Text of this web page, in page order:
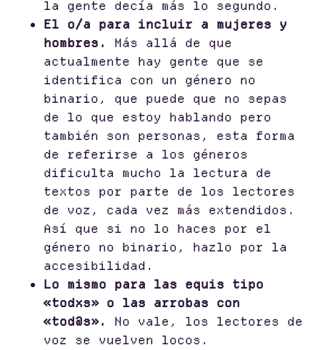
la gente decía más lo segundo.
El o/a para incluir a mujeres y
hombres.
Más allá de que
actualmente hay gente que se
identifica con un género no
binario, que puede que no sepas
de lo que estoy hablando pero
también son personas, esta forma
de referirse a los géneros
dificulta mucho la lectura de
textos por parte de los lectores
de voz, cada vez más extendidos.
Así que si no lo haces por el
género no binario, hazlo por la
accesibilidad.
Lo mismo para las equis tipo
«todxs» o las arrobas con
«tod@s».
No vale, los lectores de
voz se vuelven locos.